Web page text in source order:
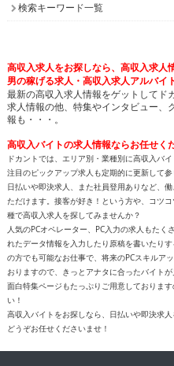
検索キーワード一覧
高収入求人をお探しなら、高収入求人
男の稼げる求人・高収入求人アルバイ
最新の高収入求人情報をゲットしてド
求人情報の他、特集やインタビュー、
報も・・・。
高収入バイトの求人情報ならお任せく
ドカントでは、エリア別・業種別に高収入バ
注目のピックアップ求人も定期的に更新して
日払いや即決求人、また社員登用ありなど、
ただけます。接客が好き！という方や、コツ
種で高収入求人を探してみませんか？
人気のPCオペレーター、PC入力の求人もたく
れたデータ情報を入力したり原稿を書いたり
の方でも可能なお仕事で、将来のPCスキルア
おりますので、きっとアナタに合ったバイトが
面白特集ページもたっぷりご用意しておりま
い！
高収入バイトをお探しなら、日払いや即決求
どうぞお任せくださいませ！